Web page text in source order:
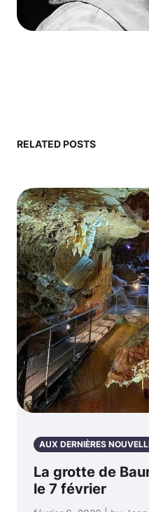
RELATED POSTS
AUX DERNIÈRES
La grotte de
le 7 février